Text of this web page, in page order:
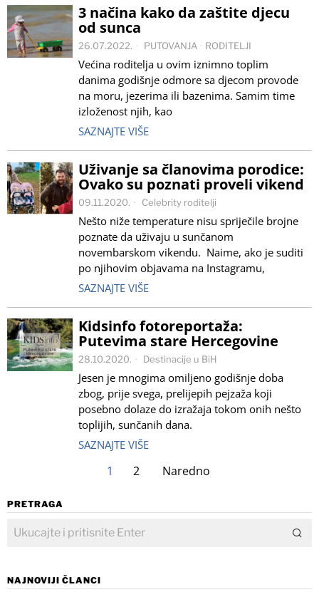
3 načina kako da zaštite djecu
od sunca
26.07.2022. PUTOVANJA · RODITELJI
Većina roditelja u ovim iznimno toplim
danima godišnje odmore sa djecom provode
na moru, jezerima ili bazenima. Samim time
izloženost njih, kao
SAZNAJTE VIŠE
Uživanje sa članovima porodice:
Ovako su poznati proveli vikend
09.11.2020. Celebrity roditelji
Nešto niže temperature nisu spriječile brojne
poznate da uživaju u sunčanom
novembarskom vikendu. Naime, ako je suditi
po njihovim objavama na Instagramu,
SAZNAJTE VIŠE
Kidsinfo fotoreportaža:
Putevima stare Hercegovine
28.10.2020. Destinacije u BiH
Jesen je mnogima omiljeno godišnje doba
zbog, prije svega, prelijepih pejzaža koji
posebno dolaze do izražaja tokom onih nešto
toplijih, sunčanih dana.
SAZNAJTE VIŠE
1 2 Naredno
PRETRAGA
NAJNOVIJI ČLANCI